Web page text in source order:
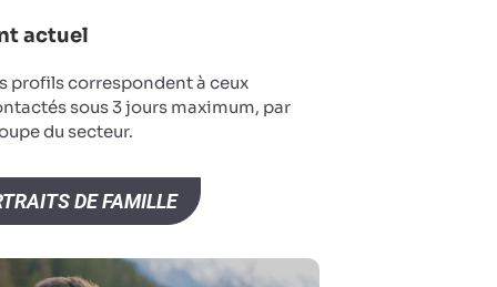
actuel
profils correspondent à ceux
sous 3 jours maximum, par
du secteur.
DE FAMILLE